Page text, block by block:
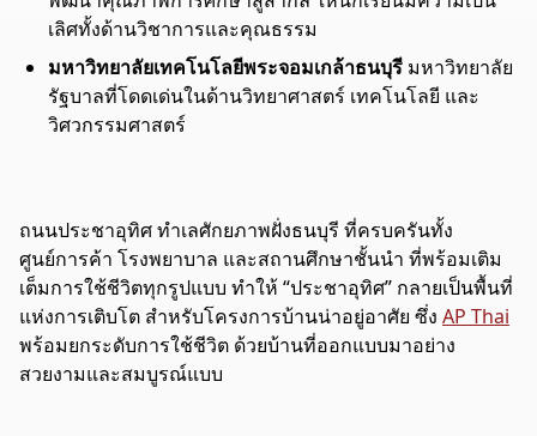
เลิศทั้งด้านวิชาการและคุณธรรม
มหาวิทยาลัยเทคโนโลยีพระจอมเกล้าธนบุรี มหาวิทยาลัย
รัฐบาลที่โดดเด่นในด้านวิทยาศาสตร์ เทคโนโลยี และ
วิศวกรรมศาสตร์
ถนนประชาอุทิศ ทำเลศักยภาพฝั่งธนบุรี ที่ครบครันทั้ง
ศูนย์การค้า โรงพยาบาล และสถานศึกษาชั้นนำ ที่พร้อมเติม
เต็มการใช้ชีวิตทุกรูปแบบ ทำให้ “ประชาอุทิศ” กลายเป็นพื้นที่
แห่งการเติบโต สำหรับโครงการบ้านน่าอยู่อาศัย ซึ่ง AP Thai
พร้อมยกระดับการใช้ชีวิต ด้วยบ้านที่ออกแบบมาอย่าง
สวยงามและสมบูรณ์แบบ